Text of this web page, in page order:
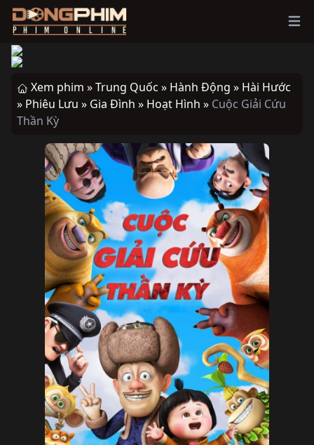
Xem phim »Trung Quốc » Hành Động » Hài Hước
» Phiêu Lưu » Gia Đình » Hoạt Hình » Cuộc Giải Cứu
Thần Kỳ